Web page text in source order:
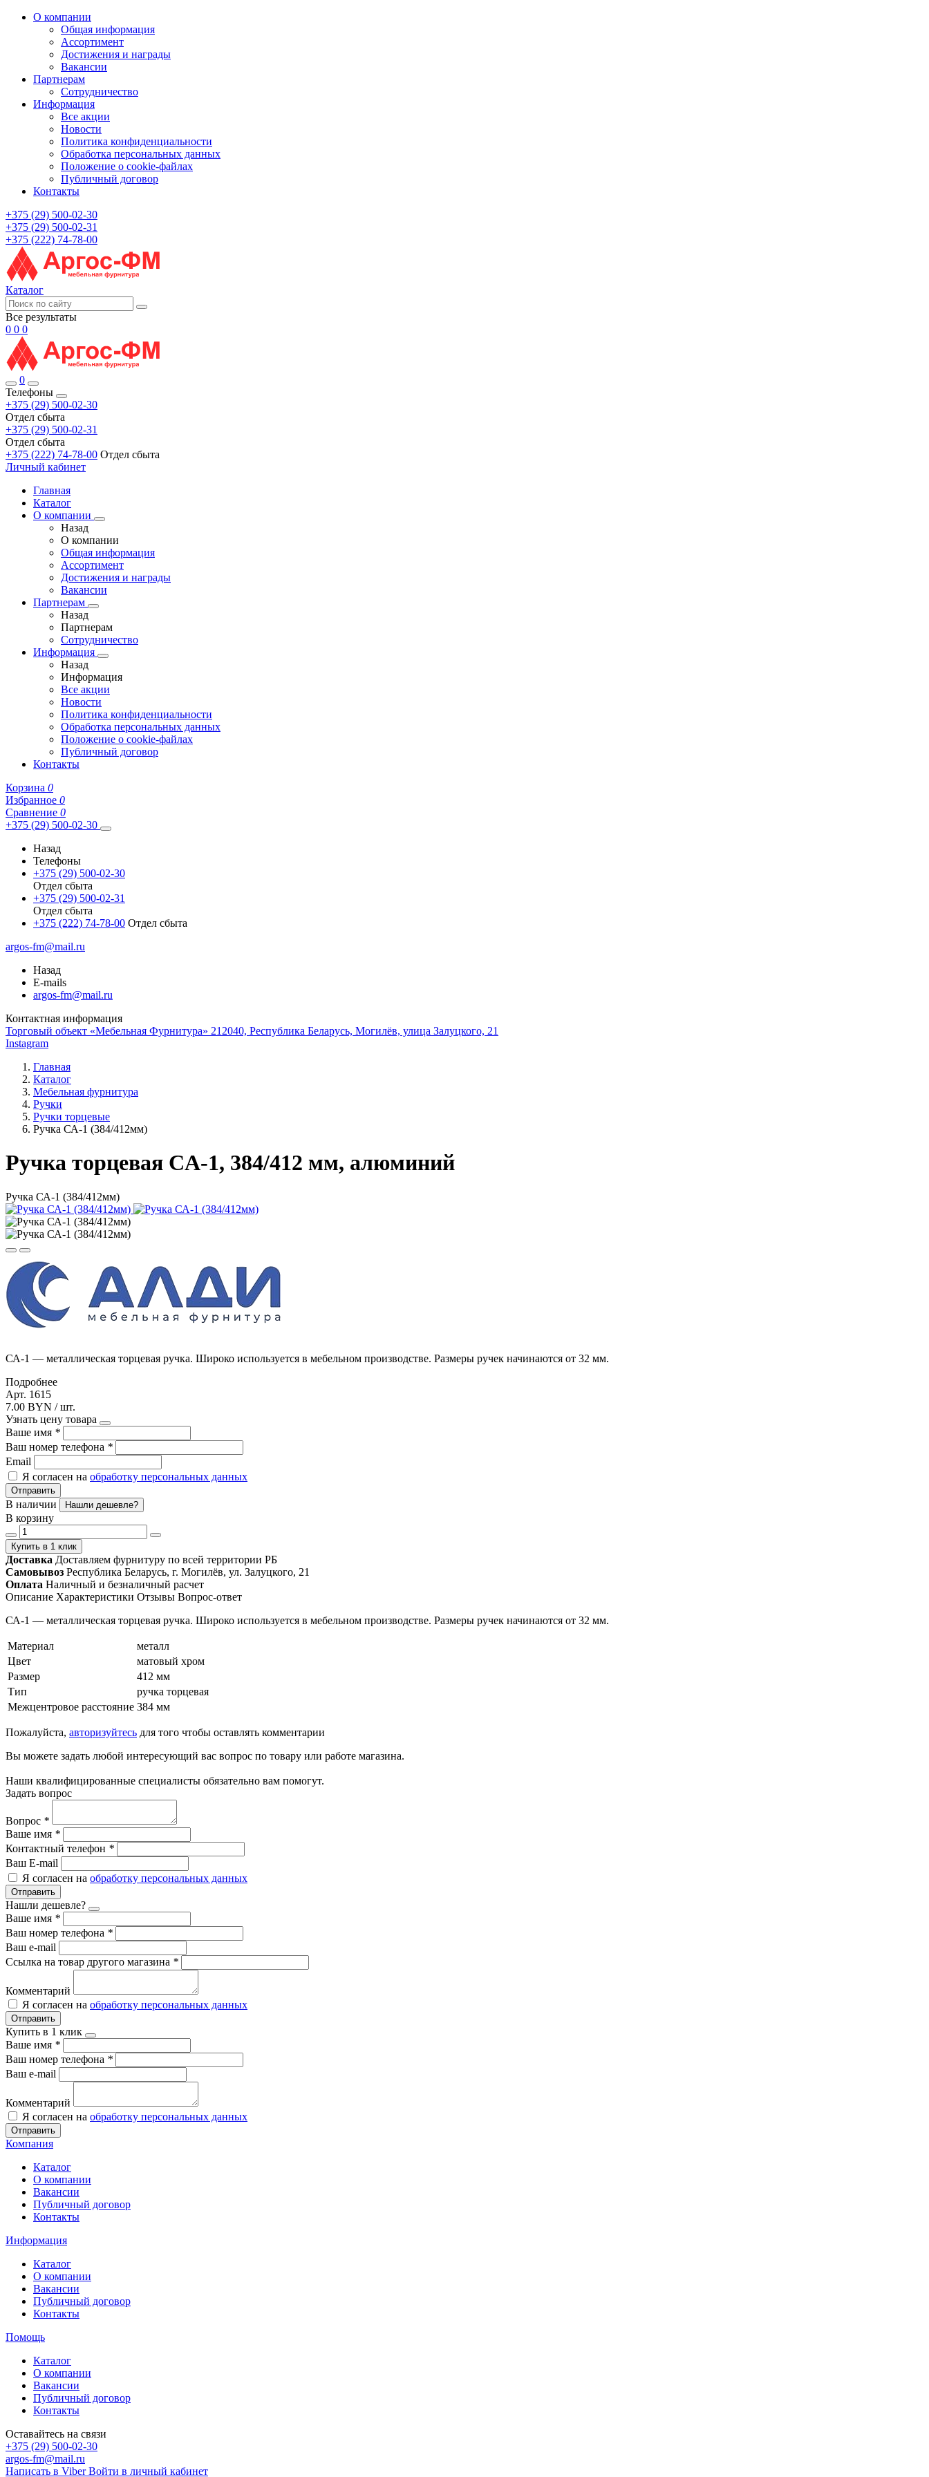
О компании
Общая информация
Ассортимент
Достижения и награды
Вакансии
Партнерам
Сотрудничество
Информация
Все акции
Новости
Политика конфиденциальности
Обработка персональных данных
Положение о cookie-файлах
Публичный договор
Контакты
+375 (29) 500-02-30
+375 (29) 500-02-31
+375 (222) 74-78-00
Каталог
Все результаты
0 0 0
0
Телефоны
+375 (29) 500-02-30
Отдел сбыта
+375 (29) 500-02-31
Отдел сбыта
+375 (222) 74-78-00 Отдел сбыта
Личный кабинет
Главная
Каталог
О компании
Назад
О компании
Общая информация
Ассортимент
Достижения и награды
Вакансии
Партнерам
Назад
Партнерам
Сотрудничество
Информация
Назад
Информация
Все акции
Новости
Политика конфиденциальности
Обработка персональных данных
Положение о cookie-файлах
Публичный договор
Контакты
Корзина 0
Избранное 0
Сравнение 0
+375 (29) 500-02-30
Назад
Телефоны
+375 (29) 500-02-30
Отдел сбыта
+375 (29) 500-02-31
Отдел сбыта
+375 (222) 74-78-00 Отдел сбыта
argos-fm@mail.ru
Назад
E-mails
argos-fm@mail.ru
Контактная информация
Торговый объект «Мебельная Фурнитура» 212040, Республика Беларусь, Могилёв, улица Залуцкого, 21
Instagram
Главная
Каталог
Мебельная фурнитура
Ручки
Ручки торцевые
Ручка СА-1 (384/412мм)
Ручка торцевая CA-1, 384/412 мм, алюминий
Ручка СА-1 (384/412мм)
СА-1 — металлическая торцевая ручка. Широко используется в мебельном производстве. Размеры ручек начинаются от 32 мм.
Подробнее
Арт. 1615
7.00 BYN / шт.
Узнать цену товара
Ваше имя *
Ваш номер телефона *
Email
Я согласен на обработку персональных данных
Отправить
В наличии Нашли дешевле?
В корзину
Купить в 1 клик
Доставка Доставляем фурнитуру по всей территории РБ
Самовывоз Республика Беларусь, г. Могилёв, ул. Залуцкого, 21
Оплата Наличный и безналичный расчет
Описание Характеристики Отзывы Вопрос-ответ
СА-1 — металлическая торцевая ручка. Широко используется в мебельном производстве. Размеры ручек начинаются от 32 мм.
Материал
металл
Цвет
матовый хром
Размер
412 мм
Тип
ручка торцевая
Межцентровое расстояние 384 мм
Пожалуйста, авторизуйтесь для того чтобы оставлять комментарии
Вы можете задать любой интересующий вас вопрос по товару или работе магазина.
Наши квалифицированные специалисты обязательно вам помогут.
Задать вопрос
Вопрос *
Ваше имя *
Контактный телефон *
Ваш E-mail
Я согласен на обработку персональных данных
Отправить
Нашли дешевле?
Ваше имя *
Ваш номер телефона *
Ваш e-mail
Ссылка на товар другого магазина *
Комментарий
Я согласен на обработку персональных данных
Отправить
Купить в 1 клик
Ваше имя *
Ваш номер телефона *
Ваш e-mail
Комментарий
Я согласен на обработку персональных данных
Отправить
Компания
Каталог
О компании
Вакансии
Публичный договор
Контакты
Информация
Каталог
О компании
Вакансии
Публичный договор
Контакты
Помощь
Каталог
О компании
Вакансии
Публичный договор
Контакты
Оставайтесь на связи
+375 (29) 500-02-30
argos-fm@mail.ru
Написать в Viber Войти в личный кабинет